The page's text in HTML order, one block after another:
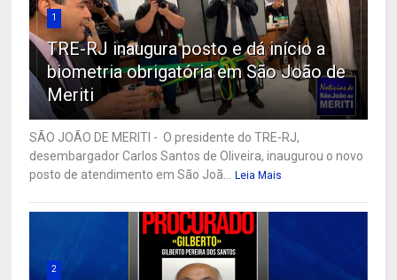
1
TRE-RJ inaugura posto e dá início a
biometria obrigatória em São João de
Meriti
SÃO JOÃO DE MERITI - O presidente do TRE-RJ,
desembargador Carlos Santos de Oliveira, inaugurou o novo
posto de atendimento em São Joã... Leia Mais
2